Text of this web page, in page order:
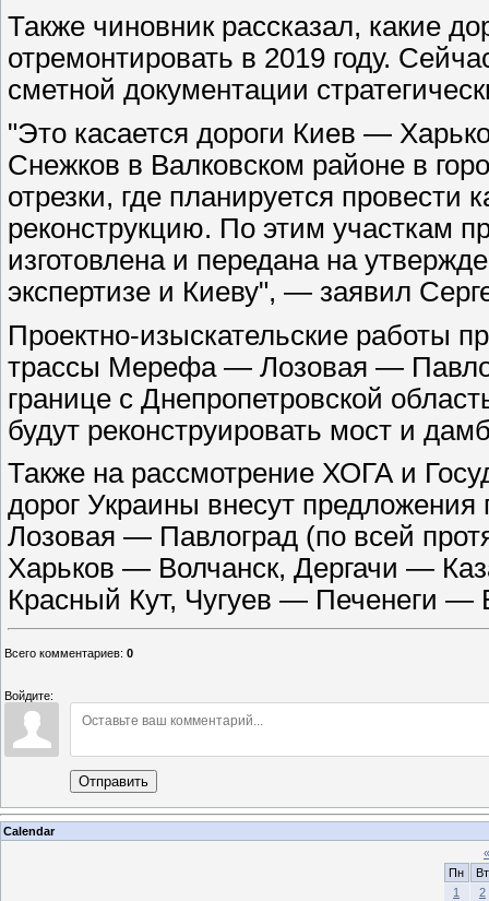
Также чиновник рассказал, какие
отремонтировать в 2019 году.
сметной документации
"Это касается дороги Киев —
Снежков в Валковском районе в
отрезки, где планируется провести
реконструкцию. По этим участкам
изготовлена и передана на
экспертизе и Киеву", — заявил
Проектно-изыскательские работы
трассы Мерефа — Лозовая —
границе с Днепропетровской
будут реконструировать мост и
Также на рассмотрение ХОГА и
дорог Украины внесут
Лозовая — Павлоград (по всей
Харьков — Волчанск, Дергачи —
Красный Кут, Чугуев — Печенеги —
Всего комментариев: 0
Войдите:
Отправить
Calendar
«
Пн
Вт
1
2